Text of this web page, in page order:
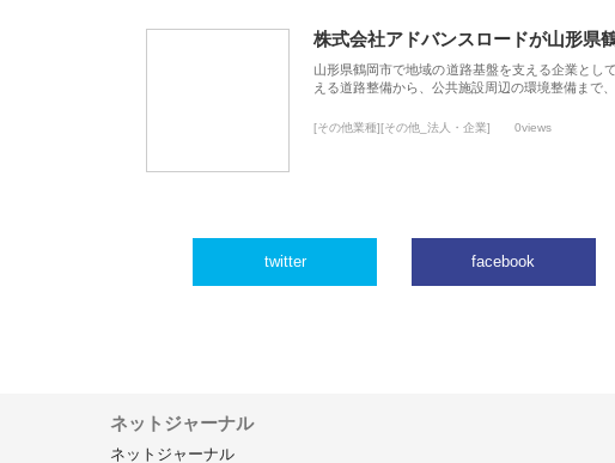
株式会社アドバンスロードが山形県
山形県鶴岡市で地域の道路基盤を支える企業とし
える道路整備から、公共施設周辺の環境整備まで
[その他業種][その他_法人・企業] 0views
twitter facebook
ネットジャーナル
ネットジャーナル